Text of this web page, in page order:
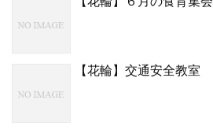
【花輪】交通安全教室